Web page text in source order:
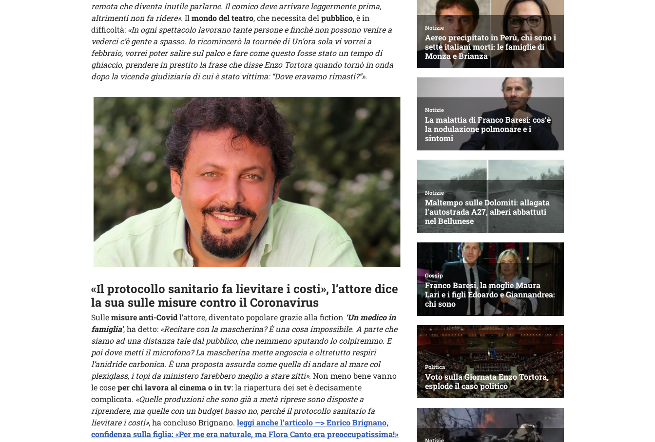
remota che diventa inutile parlarne. Il comico deve arrivare leggermente prima,
altrimenti non fa ridere». Il mondo del teatro, che necessita del pubblico, è in
difficoltà: «In ogni spettacolo lavorano tante persone e finché non possono venire a
vederci c’è gente a spasso. Io ricomincerò la tournée di Un’ora sola vi vorrei a
febbraio, vorrei poter salire sul palco e fare come questo fosse stato un tempo di
ghiaccio, prendere in prestito la frase che disse Enzo Tortora quando tornò in onda
dopo la vicenda giudiziaria di cui è stato vittima: “Dove eravamo rimasti?”».
«Il protocollo sanitario fa lievitare i costi», l’attore dice
la sua sulle misure contro il Coronavirus
Sullemisure anti-Covidl’attore, diventato popolare grazie alla fiction ‘Un medico in
famiglia’, ha detto: «Recitare con la mascherina? È una cosa impossibile. A parte che
siamo ad una distanza tale dal pubblico, che nemmeno sputando lo colpiremmo. E
poi dove metti il microfono? La mascherina mette angoscia e oltretutto respiri
l’anidride carbonica. È una proposta assurda come quella di andare al mare col
plexiglass, i topi da ministero farebbero meglio a stare zitti». Non meno bene vanno
le coseper chi lavora al cinema o in tv: la riapertura dei set è decisamente
complicata. «Quelle produzioni che sono già a metà riprese sono disposte a
riprendere, ma quelle con un budget basso no, perché il protocollo sanitario fa
lievitare i costi», ha concluso Brignano. leggi anche l’articolo —> Enrico Brignano,
confidenza sulla figlia: «Per me era naturale, ma Flora Canto era preoccupatissima!»